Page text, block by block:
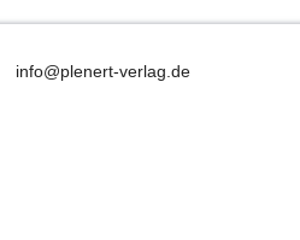
info@plenert-verlag.de